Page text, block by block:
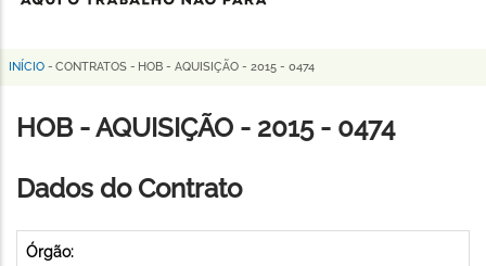
Horizonte
Trilha
de
INÍCIO - CONTRATOS - HOB - AQUISIÇÃO - 2015 - 0474
HOB - AQUISIÇÃO - 2015 - 0474
Dados do Contrato
Órgão: